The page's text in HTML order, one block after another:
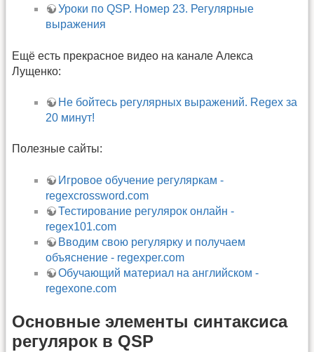
Уроки по QSP. Номер 23. Регулярные
выражения
Ещё есть прекрасное видео на канале Алекса
Лущенко:
Не бойтесь регулярных выражений. Regex за
20 минут!
Полезные сайты:
Игровое обучение регуляркам -
regexcrossword.com
Тестирование регулярок онлайн -
regex101.com
Вводим свою регулярку и получаем
объяснение - regexper.com
Обучающий материал на английском -
regexone.com
Основные элементы синтаксиса
регулярок в QSP